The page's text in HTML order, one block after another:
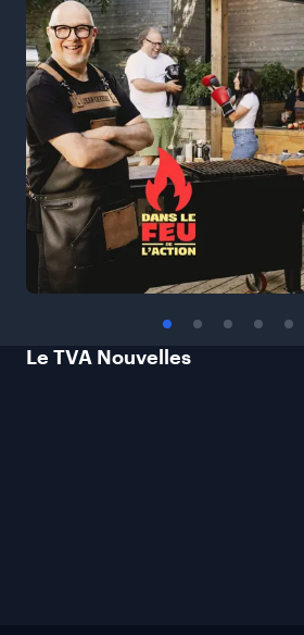
Le TVA Nouvelles